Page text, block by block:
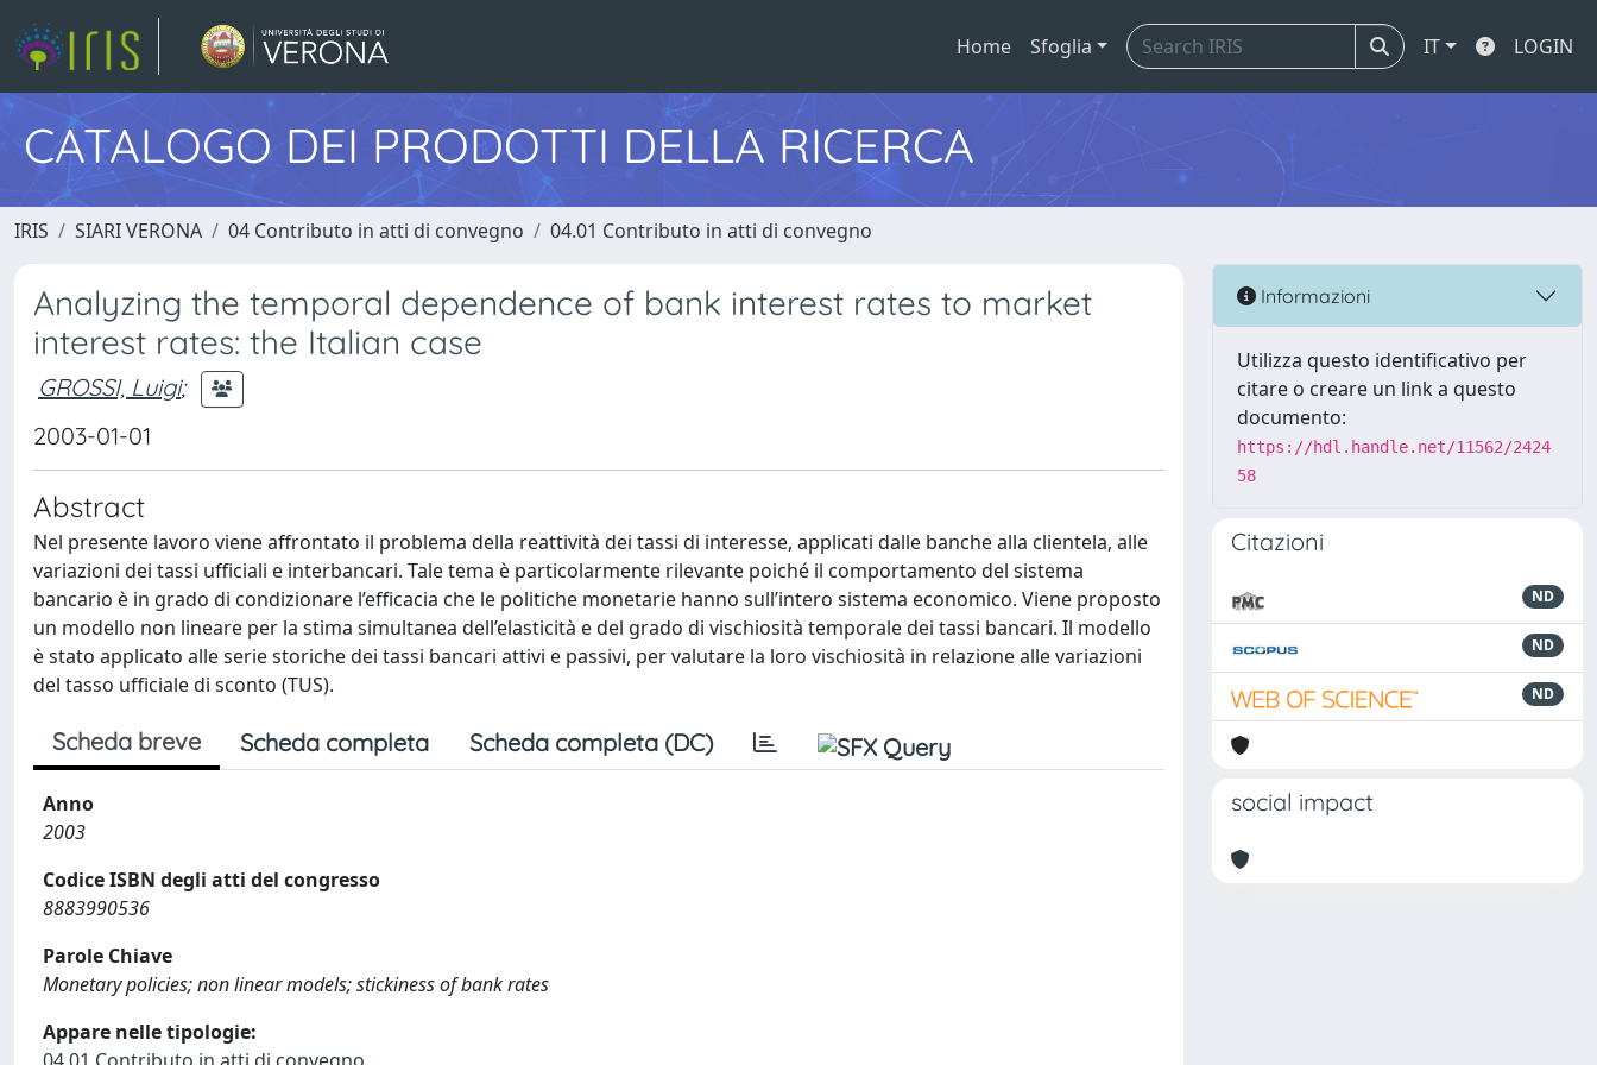
Home Sfoglia IT LOGIN
CATALOGO DEI PRODOTTI DELLA RICERCA
IRIS SIARI VERONA 04 Contributo in atti di convegno 04.01 Contributo in atti di convegno
Analyzing the temporal dependence of bank interest rates to market
interest rates: the Italian case
GROSSI, Luigi;
2003-01-01
Abstract
Nel presente lavoro viene affrontato il problema della reattività dei tassi di interesse, applicati dalle banche alla clientela, alle
variazioni dei tassi ufficiali e interbancari. Tale tema è particolarmente rilevante poiché il comportamento del sistema
bancario è in grado di condizionare l’efficacia che le politiche monetarie hanno sull’intero sistema economico. Viene proposto
un modello non lineare per la stima simultanea dell’elasticità e del grado di vischiosità temporale dei tassi bancari. Il modello
è stato applicato alle serie storiche dei tassi bancari attivi e passivi, per valutare la loro vischiosità in relazione alle variazioni
del tasso ufficiale di sconto (TUS).
Scheda breve Scheda completa Scheda completa (DC)
Anno
2003
Codice ISBN degli atti del congresso
8883990536
Parole Chiave
Monetary policies; non linear models; stickiness of bank rates
Appare nelle tipologie:
Informazioni
Utilizza questo identificativo per
citare o creare un link a questo
documento:
https://hdl.handle.net/11562/2424
58
Citazioni
ND
ND
ND
social impact